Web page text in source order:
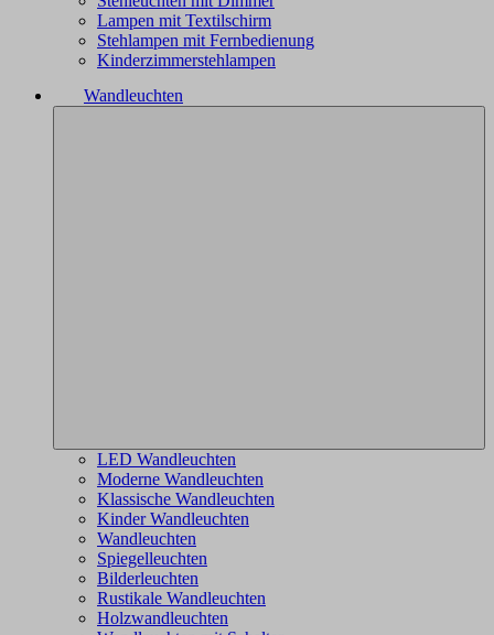
Lampen mit Textilschirm
Stehlampen mit Fernbedienung
Kinderzimmerstehlampen
Wandleuchten
LED Wandleuchten
Moderne Wandleuchten
Klassische Wandleuchten
Kinder Wandleuchten
Wandleuchten
Spiegelleuchten
Bilderleuchten
Rustikale Wandleuchten
Holzwandleuchten